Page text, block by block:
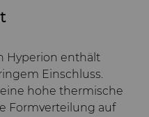
Hyperion enthält
Einschluss.
hohe thermische
Formverteilung auf